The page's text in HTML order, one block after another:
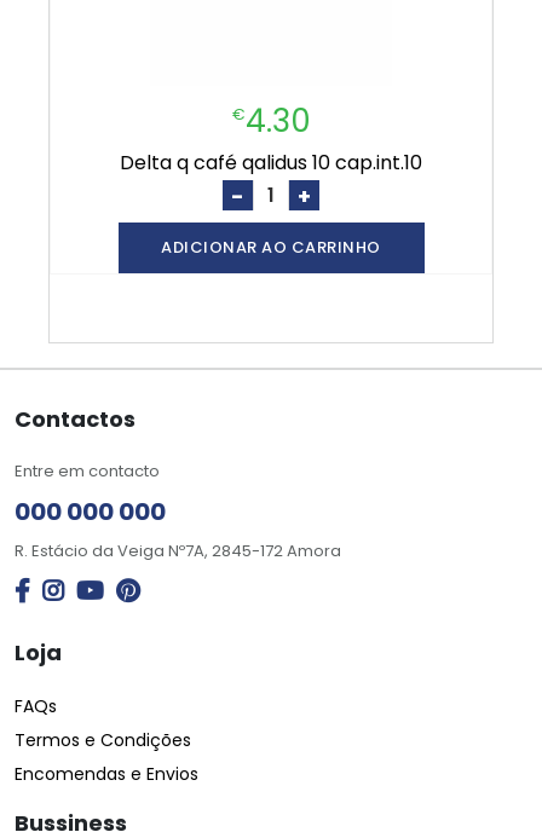
€4.30
delta q café qalidus 10 cap.int.10
- +
ADICIONAR AO CARRINHO
Contactos
Entre em contacto
000 000 000
R. Estácio da Veiga Nº7A, 2845-172 Amora
Loja
FAQs
Termos e Condições
Encomendas e Envios
Bussiness